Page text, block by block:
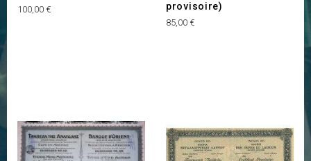
Prix
100,00 €
provisoire)
Prix
85,00 €